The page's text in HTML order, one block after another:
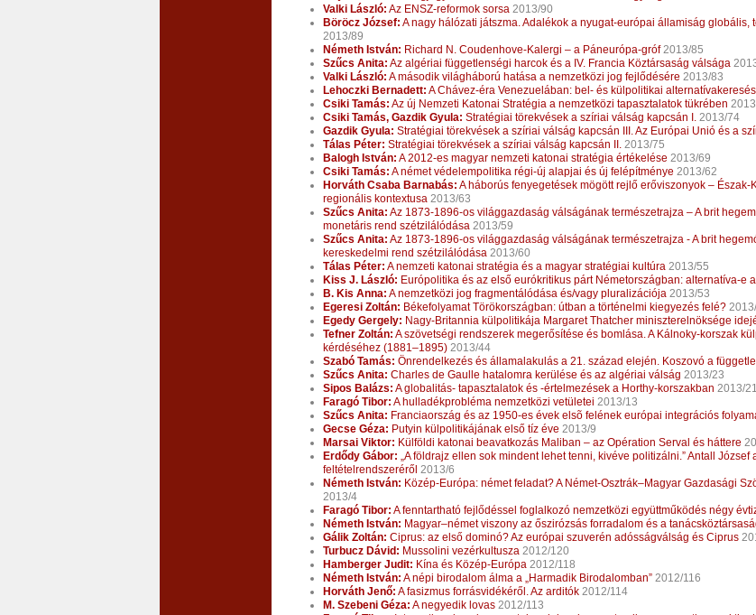
Valki László: Az ENSZ-reformok sorsa 2013/90
Böröcz József: A nagy hálózati játszma. Adalékok a nyugat-európai államiság
2013/89
Németh István: Richard N. Coudenhove-Kalergi – a Páneurópa-gróf2013/85
Szűcs Anita: Az algériai függetlenségi harcok és a IV. Francia Köztársaság válsága
Valki László: A második világháború hatása a nemzetközi jog fejlődésére 2013/83
Lehoczki Bernadett: A Chávez-éra Venezuelában: bel- és külpolitikai alternatívakeresés
Csiki Tamás: Az új Nemzeti Katonai Stratégia a nemzetközi tapasztalatok tükrében
Csiki Tamás, Gazdik Gyula: Stratégiai törekvések a szíriai válság kapcsán I. 2013/74
Gazdik Gyula: Stratégiai törekvések a szíriai válság kapcsán III. Az Európai Unió és a
Tálas Péter: Stratégiai törekvések a szíriai válság kapcsán II. 2013/75
Balogh István: A 2012-es magyar nemzeti katonai stratégia értékelése 2013/69
Csiki Tamás: A német védelempolitika régi-új alapjai és új felépítménye 2013/62
Horváth Csaba Barnabás: A háborús fenyegetések mögött rejlő erőviszonyok –
regionális kontextusa 2013/63
Szűcs Anita: Az 1873-1896-os világgazdaság válságának természetrajza – A brit
monetáris rend szétzilálódása 2013/59
Szűcs Anita: Az 1873-1896-os világgazdaság válságának természetrajza - A brit
kereskedelmi rend szétzilálódása 2013/60
Tálas Péter: A nemzeti katonai stratégia és a magyar stratégiai kultúra 2013/55
Kiss J. László: Európolitika és az első eurókritikus párt Németországban: alternatíva-e
B. Kis Anna: A nemzetközi jog fragmentálódása és/vagy pluralizációja 2013/53
Egeresi Zoltán: Békefolyamat Törökországban: útban a történelmi kiegyezés felé?
Egedy Gergely: Nagy-Britannia külpolitikája Margaret Thatcher miniszterelnöksége
Tefner Zoltán: A szövetségi rendszerek megerősítése és bomlása. A Kálnoky-korszak
kérdéséhez (1881–1895) 2013/44
Szabó Tamás: Önrendelkezés és államalakulás a 21. század elején. Koszovó a
Szűcs Anita: Charles de Gaulle hatalomra kerülése és az algériai válság 2013/23
Sipos Balázs: A globalitás- tapasztalatok és -értelmezések a Horthy-korszakban 2013/21
Faragó Tibor: A hulladékprobléma nemzetközi vetületei 2013/13
Szűcs Anita: Franciaország és az 1950-es évek elsõ felének európai integrációs
Gecse Géza: Putyin külpolitikájának első tíz éve 2013/9
Marsai Viktor: Külföldi katonai beavatkozás Maliban – az Opération Serval és háttere
Erdődy Gábor: „A földrajz ellen sok mindent lehet tenni, kivéve politizálni.” Antall
feltételrendszeréről 2013/6
Németh István: Közép-Európa: német feladat? A Német-Osztrák–Magyar Gazdasági
2013/4
Faragó Tibor: A fenntartható fejlődéssel foglalkozó nemzetközi együttműködés négy
Németh István: Magyar–német viszony az őszirózsás forradalom és a
Gálik Zoltán: Ciprus: az első dominó? Az európai szuverén adósságválság és Ciprus
Turbucz Dávid: Mussolini vezérkultusza 2012/120
Hamberger Judit: Kína és Közép-Európa 2012/118
Németh István: A népi birodalom álma a „Harmadik Birodalomban” 2012/116
Horváth Jenő: A fasizmus forrásvidékéről. Az arditók 2012/114
M. Szebeni Géza: A negyedik lovas 2012/113